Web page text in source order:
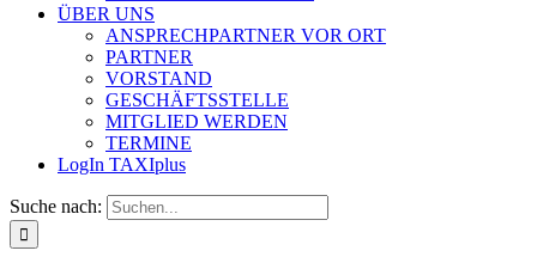
ÜBER UNS
ANSPRECHPARTNER VOR ORT
PARTNER
VORSTAND
GESCHÄFTSSTELLE
MITGLIED WERDEN
TERMINE
LogIn TAXIplus
Suche nach: